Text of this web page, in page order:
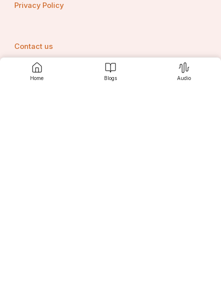
Home Blogs Audio
Privacy Policy
Contact us